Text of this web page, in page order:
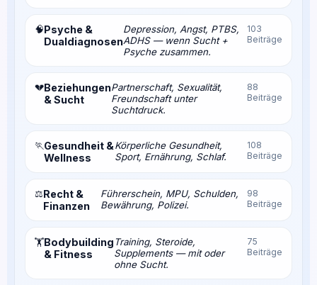
🧠Psyche &
Dualdiagnosen
Depression, Angst, PTBS,
ADHS — wenn Sucht +
Psyche zusammen.
103
Beiträge
💔Beziehungen
& Sucht
Partnerschaft, Sexualität,
Freundschaft unter
Suchtdruck.
88
Beiträge
🏃Gesundheit &
Wellness
Körperliche Gesundheit,
Sport, Ernährung, Schlaf.
108
Beiträge
⚖️Recht &
Finanzen
Führerschein, MPU, Schulden,
Bewährung, Polizei.
98
Beiträge
🏋️Bodybuilding
& Fitness
Training, Steroide,
Supplements — mit oder
ohne Sucht.
75
Beiträge